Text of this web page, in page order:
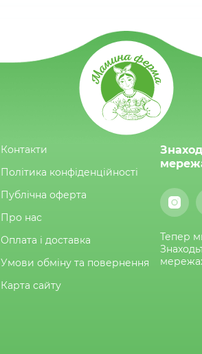
Контакти
Політика конфіденційності
Публічна оферта
Про нас
Оплата і доставка
Умови обміну та повернення
Карта сайту
Тепер